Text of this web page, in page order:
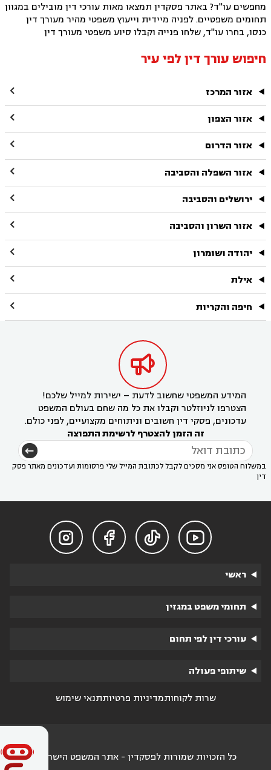
מחפשים עו"ד? באתר פסקדין תמצאו מאות עורכי דין מובילים במגוון
תחומים משפטיים. לפניה מיידית וייעוץ משפטי מהיר מעורך דין
כנסו, בחרו עו"ד, שלחו פנייה וקבלו סיוע משפטי מעורך דין
חיפוש עורך דין לפי עיר
אזור המרכז 
אזור הצפון 
אזור הדרום 
אזור השפלה והסביבה 
ירושלים והסביבה 
אזור השרון והסביבה 
יהודה ושומרון 
אילת 
חיפה והקריות 

המידע המשפטי שחשוב לדעת – ישירות למייל שלכם!
הצטרפו לניוזלטר וקבלו את כל מה שחם בעולם המשפט
עדכונים, פסקי דין חשובים וניתוחים מקצועיים, לפני כולם.
זה הזמן להצטרף לרשימת התפוצה
במשלוח הטופס אני מסכים לקבל לכתובת המייל שלי פרסומות ועדכונים מאתר פסק
דין




ראשי
תחומי משפט במגזין
עורכי דין לפי תחום
שיתופי פעולה
שרות לקוחותמדיניות פרטיותתנאי שימוש
כל הזכויות שמורות לפסקדין - אתר המשפט הישראלי